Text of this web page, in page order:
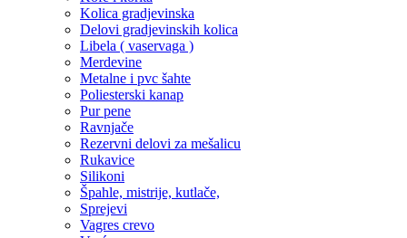
Kolica gradjevinska
Delovi gradjevinskih kolica
Libela ( vaservaga )
Merdevine
Metalne i pvc šahte
Poliesterski kanap
Pur pene
Ravnjače
Rezervni delovi za mešalicu
Rukavice
Silikoni
Špahle, mistrije, kutlače,
Sprejevi
Vagres crevo